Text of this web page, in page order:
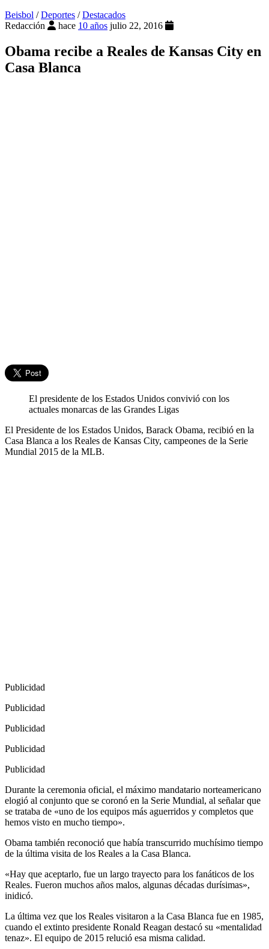
Beisbol /Deportes /Destacados
Redacción
hace 10 años julio 22, 2016
Obama recibe a Reales de Kansas City en
Casa Blanca
El presidente de los Estados Unidos convivió con los
actuales monarcas de las Grandes Ligas
El Presidente de los Estados Unidos, Barack Obama, recibió en la
Casa Blanca a los Reales de Kansas City, campeones de la Serie
Mundial 2015 de la MLB.
Publicidad
Publicidad
Publicidad
Publicidad
Publicidad
Durante la ceremonia oficial, el máximo mandatario norteamericano
elogió al conjunto que se coronó en la Serie Mundial, al señalar que
se trataba de «uno de los equipos más aguerridos y completos que
hemos visto en mucho tiempo».
Obama también reconoció que había transcurrido muchísimo tiempo
de la última visita de los Reales a la Casa Blanca.
«Hay que aceptarlo, fue un largo trayecto para los fanáticos de los
Reales. Fueron muchos años malos, algunas décadas durísimas»,
inidicó.
La última vez que los Reales visitaron a la Casa Blanca fue en 1985,
cuando el extinto presidente Ronald Reagan destacó su «mentalidad
tenaz». El equipo de 2015 relució esa misma calidad.